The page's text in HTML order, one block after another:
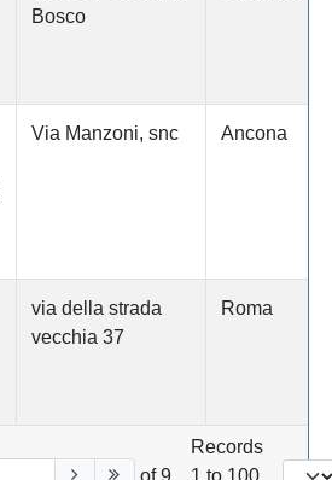
Bosco
Via Manzoni, snc Ancona
via della strada
vecchia 37
Roma
Records